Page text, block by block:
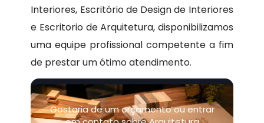
Interiores, Escritório de Design de Interiores
e Escritorio de Arquitetura, disponibilizamos
uma equipe profissional competente a fim
de prestar um ótimo atendimento.
Gostaria de um orçamento ou entrar